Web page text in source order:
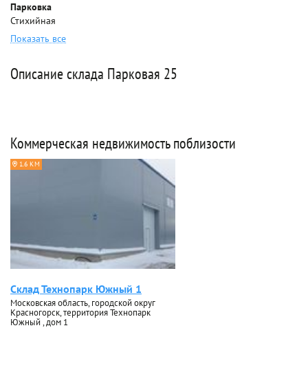
Парковка
Стихийная
Показать все
Описание склада Парковая 25
Коммерческая недвижимость поблизости
1.6 КМ
Склад Технопарк Южный 1
Московская область, городской округ
Красногорск, территория Технопарк
Южный , дом 1